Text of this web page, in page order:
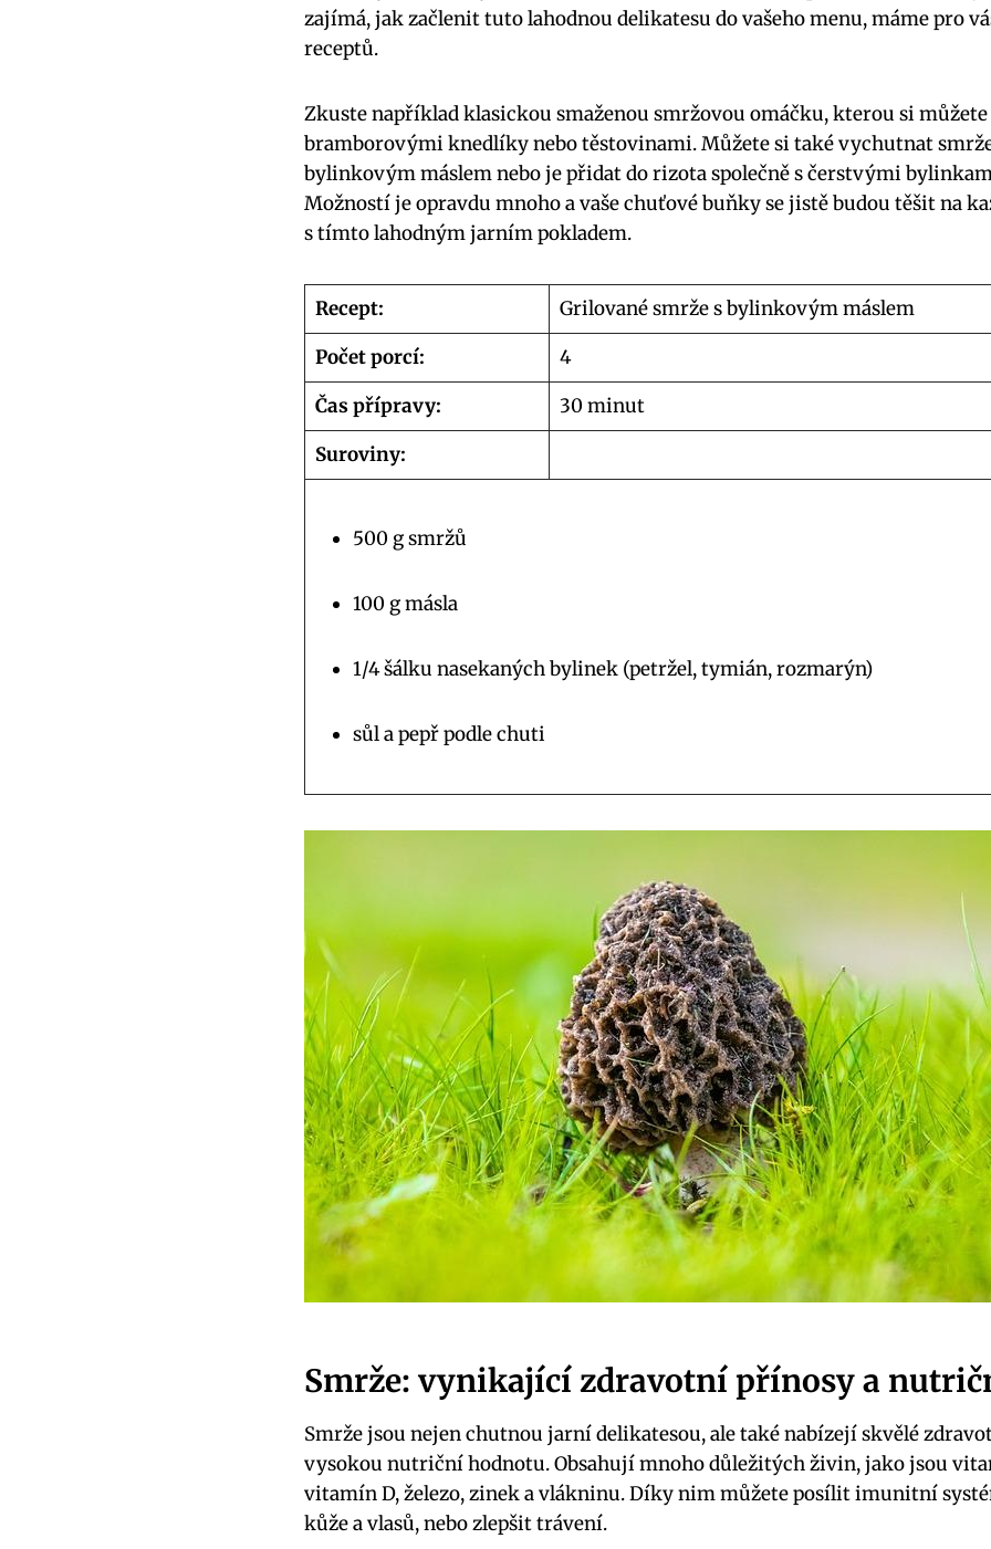
zajímá, jak začlenit tuto lahodnou delikatesu do vašeho menu, máme pro
receptů.
Zkuste například klasickou smaženou smržovou omáčku, kterou si můžete
bramborovými knedlíky nebo těstovinami. Můžete si také vychutnat
bylinkovým máslem nebo je přidat do rizota společně s čerstvými
Možností je opravdu mnoho a vaše chuťové buňky se jistě budou těšit na
s tímto lahodným jarním pokladem.
Recept:
Grilované smrže s bylinkovým máslem
Počet porcí:
4
Čas přípravy:
30 minut
Suroviny:
500 g smržů
100 g másla
1/4 šálku nasekaných bylinek (petržel, tymián, rozmarýn)
sůl a pepř podle chuti
Smrže: vynikající zdravotní přínosy a
Smrže jsou nejen chutnou jarní delikatesou, ale také nabízejí skvělé
vysokou nutriční hodnotu. Obsahují mnoho důležitých živin, jako jsou
vitamín D, železo, zinek a vlákninu. Díky nim můžete posílit imunitní
kůže a vlasů, nebo zlepšit trávení.